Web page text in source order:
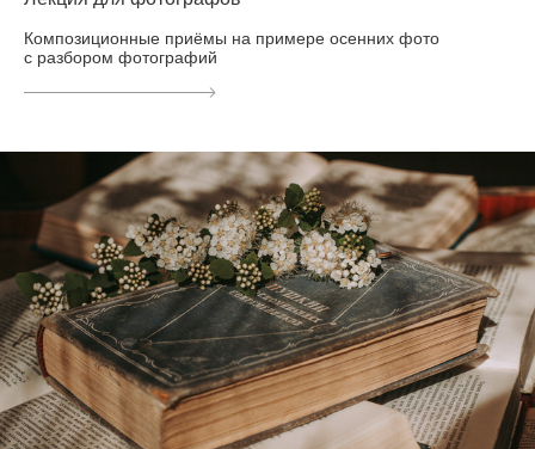
Композиционные приёмы на примере осенних фото
с разбором фотографий